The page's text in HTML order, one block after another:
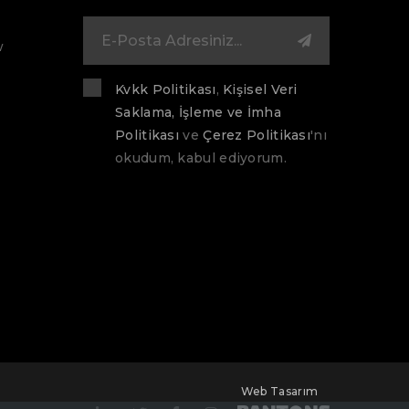
Kvkk Politikası, Kişisel Veri
Saklama, İşleme ve İmha
Politikası veÇerez Politikası'nı
okudum, kabul ediyorum.
Web Tasarım